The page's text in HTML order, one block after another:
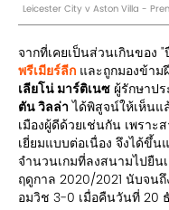
Leicester City v Aston Villa -
จากที่เคยเป็นส่วนเกินของ
พรีเมียร์ลีก และถูกมองข้า
เลียโน่ มาร์ติเนซ ผู้รักษาป
ตัน วิลล่า ได้พิสูจน์ให้เห็นแ
เมืองผู้ดีด้วยเช่นกัน เพรา
เยี่ยมแบบต่อเนื่อง จึงได้ขึ้
จำนวนเกมที่ลงสนามไปยืน
ฤดูกาล 2020/2021 นับจน
อมวิช 3-0 เมื่อคืนวันที่ 20